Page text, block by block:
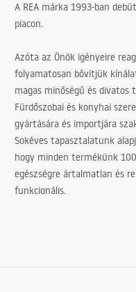
A REA márka 1993-ban
piacon.
Azóta az Önök igényeire
folyamatosan bővítjük
magas minőségű és divatos
Fürdőszobai és konyhai
gyártására és importjára
Sokéves tapasztalatunk
hogy minden termékünk
egészségre ártalmatlan és
funkcionális.